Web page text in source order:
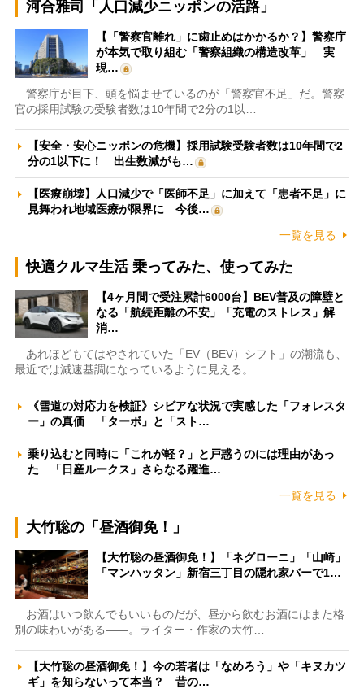
河合雅司「人口減少ニッポンの活路」
【「警察官離れ」に歯止めはかかるか？】警察庁
が本気で取り組む「警察組織の構造改革」 実
現…
警察庁が目下、頭を悩ませているのが「警察官不足」だ。警察
官の採用試験の受験者数は10年間で2分の1以…
【安全・安心ニッポンの危機】採用試験受験者数は10年間で2
分の1以下に！ 出生数減がも…
【医療崩壊】人口減少で「医師不足」に加えて「患者不足」に
見舞われ地域医療が限界に 今後…
一覧を見る
快適クルマ生活 乗ってみた、使ってみた
【4ヶ月間で受注累計6000台】BEV普及の障壁と
なる「航続距離の不安」「充電のストレス」解
消…
あれほどもてはやされていた「EV（BEV）シフト」の潮流も、
最近では減速基調になっているように見える。…
《雪道の対応力を検証》シビアな状況で実感した「フォレスタ
ー」の真価 「ターボ」と「スト…
乗り込むと同時に「これが軽？」と戸惑うのには理由があっ
た 「日産ルークス」さらなる躍進…
一覧を見る
大竹聡の「昼酒御免！」
【大竹聡の昼酒御免！】「ネグローニ」「山崎」
「マンハッタン」新宿三丁目の隠れ家バーで1…
お酒はいつ飲んでもいいものだが、昼から飲むお酒にはまた格
別の味わいがある――。ライター・作家の大竹…
【大竹聡の昼酒御免！】今の若者は「なめろう」や「キヌカツ
ギ」を知らないって本当？ 昔の…